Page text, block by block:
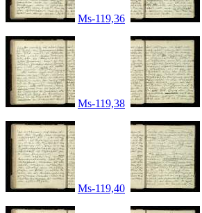
Ms-119,36
Ms-119,38
Ms-119,40